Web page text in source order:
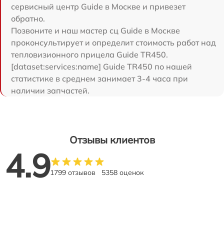
сервисный центр Guide в Москве и привезет
обратно.
Позвоните и наш мастер сц Guide в Москве
проконсультирует и определит стоимость работ над
тепловизионного прицела Guide TR450.
[dataset:services:name] Guide TR450 по нашей
статистике в среднем занимает 3-4 часа при
наличии запчастей.
Отзывы клиентов
4.91799 отзывов 5358 оценок